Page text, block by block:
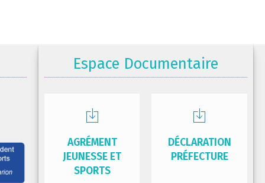
Espace Documentaire
AGRÉMENT
JEUNESSE ET
SPORTS
DÉCLARATION
PRÉFECTURE